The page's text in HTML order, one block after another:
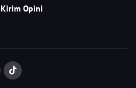
Kirim Opini